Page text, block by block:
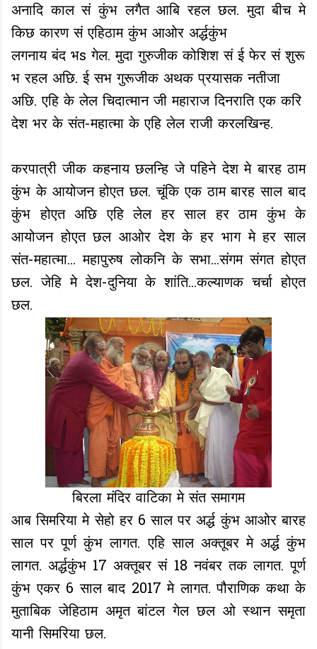
अनादि काल सं कुंभ लगैत आबि रहल छल. मुदा बीच मे
किछ कारण सं एहिठाम कुंभ आओर अर्द्धकुंभ
लगनाय बंद भs गेल. मुदा गुरुजीक कोशिश सं ई फेर सं शुरू
भ रहल अछि. ई सभ गुरूजीक अथक प्रयासक नतीजा
अछि. एहि के लेल चिदात्मान जी महाराज दिनराति एक करि
देश भर के संत-महात्मा के एहि लेल राजी करलखिन्ह.
करपात्री जीक कहनाय छलन्हि जे पहिने देश मे बारह ठाम
कुंभ के आयोजन होएत छल. चूंकि एक ठाम बारह साल बाद
कुंभ होएत अछि एहि लेल हर साल हर ठाम कुंभ के
आयोजन होएत छल आओर देश के हर भाग मे हर साल
संत-महात्मा... महापुरुष लोकनि के सभा...संगम संगत होएत
छल. जेहि मे देश-दुनिया के शांति...कल्याणक चर्चा होएत
छल.
बिरला मंदिर वाटिका मे संत समागम
आब सिमरिया मे सेहो हर 6 साल पर अर्द्ध कुंभ आओर बारह
साल पर पूर्ण कुंभ लागत. एहि साल अक्तूबर मे अर्द्ध कुंभ
लागत. अर्द्धकुंभ 17 अक्तूबर सं 18 नवंबर तक लागत. पूर्ण
कुंभ एकर 6 साल बाद 2017 मे लागत. पौराणिक कथा के
मुताबिक जेहिठाम अमृत बांटल गेल छल ओ स्थान समृता
यानी सिमरिया छल.